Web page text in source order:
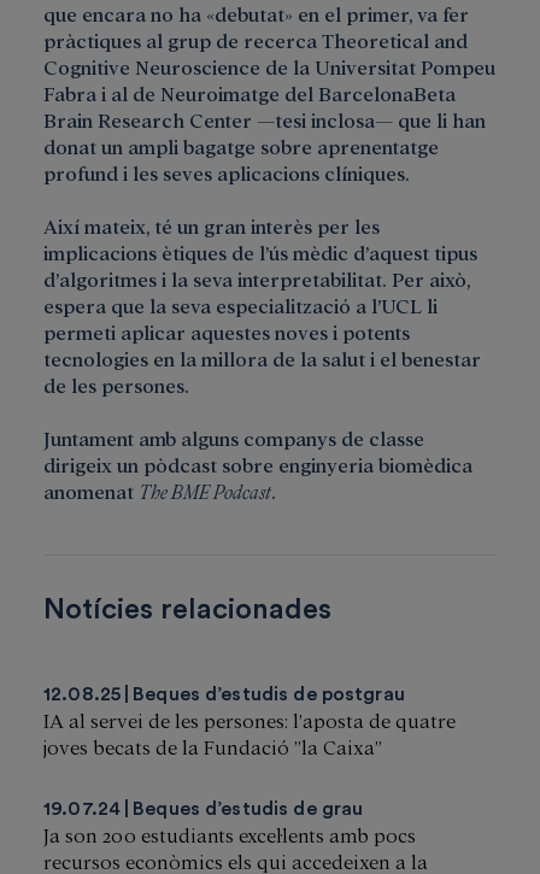
que encara no ha «debutat» en el primer, va fer
pràctiques al grup de recerca Theoretical and
Cognitive Neuroscience de la Universitat Pompeu
Fabra i al de Neuroimatge del BarcelonaBeta
Brain Research Center —tesi inclosa— que li han
donat un ampli bagatge sobre aprenentatge
profund i les seves aplicacions clíniques.
Així mateix, té un gran interès per les
implicacions ètiques de l’ús mèdic d’aquest tipus
d’algoritmes i la seva interpretabilitat. Per això,
espera que la seva especialització a l’UCL li
permeti aplicar aquestes noves i potents
tecnologies en la millora de la salut i el benestar
de les persones.
Juntament amb alguns companys de classe
dirigeix un pòdcast sobre enginyeria biomèdica
anomenat The BME Podcast.
Notícies relacionades
12.08.25 Beques d’estudis de postgrau
IA al servei de les persones: l’aposta de quatre
joves becats de la Fundació ”la Caixa”
19.07.24 Beques d’estudis de grau
Ja son 200 estudiants excel·lents amb pocs
recursos econòmics els qui accedeixen a la